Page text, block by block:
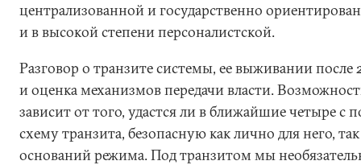
централизованной и государственно
и в высокой степени персоналистской.
Разговор о транзите системы, ее выживании после
и оценка механизмов передачи власти.
зависит от того, удастся ли в ближайшие четыре с
схему транзита, безопасную как лично для него,
оснований режима. Под транзитом мы